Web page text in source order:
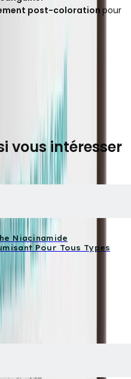
post-coloration pour
vous intéresser
Niacinamide
Pour Tous Types